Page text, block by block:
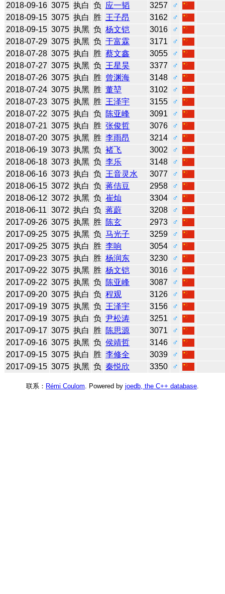
2018-09-16 3075 执白 负 应一韬 3257
♂
2018-09-15 3075 执白 胜 王子昂 3162
♂
2018-09-15 3075 执黑 负 杨文铠 3016
♂
2018-07-29 3075 执黑 负 于富霖 3171
♂
2018-07-28 3075 执白 胜 蔡文鑫 3055
♂
2018-07-27 3075 执黑 负 王星昊 3377
♂
2018-07-26 3075 执白 胜 曾渊海 3148
♂
2018-07-24 3075 执黑 胜 董堃 3102
♂
2018-07-23 3075 执黑 胜 王泽宇 3155
♂
2018-07-22 3075 执白 负 陈亚峰 3091
♂
2018-07-21 3075 执白 胜 张俊哲 3076
♂
2018-07-20 3075 执黑 胜 李雨昂 3214
♂
2018-06-19 3073 执黑 负 褚飞 3002
♂
2018-06-18 3073 执黑 负 李乐 3148
♂
2018-06-16 3073 执白 负 王音灵水 3077
♂
2018-06-15 3072 执白 负 蒋佶豆 2958
♂
2018-06-12 3072 执黑 负 崔灿 3304
♂
2018-06-11 3072 执白 负 蒋蔚 3208
♂
2017-09-26 3075 执黑 胜 陈玄 2973
♂
2017-09-25 3075 执黑 负 马光子 3259
♂
2017-09-25 3075 执白 胜 李响 3054
♂
2017-09-23 3075 执白 胜 杨润东 3230
♂
2017-09-22 3075 执黑 胜 杨文铠 3016
♂
2017-09-22 3075 执黑 负 陈亚峰 3087
♂
2017-09-20 3075 执白 负 程观 3126
♂
2017-09-19 3075 执黑 负 王泽宇 3156
♂
2017-09-19 3075 执白 负 尹松涛 3251
♂
2017-09-17 3075 执白 胜 陈思源 3071
♂
2017-09-16 3075 执黑 负 侯靖哲 3146
♂
2017-09-15 3075 执白 胜 李修全 3039
♂
2017-09-15 3075 执黑 负 秦悦欣 3350 ♂
联系： Rémi Coulom . Powered by joedb, the C++ database